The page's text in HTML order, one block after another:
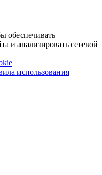
обеспечивать
и анализировать сетевой
использования